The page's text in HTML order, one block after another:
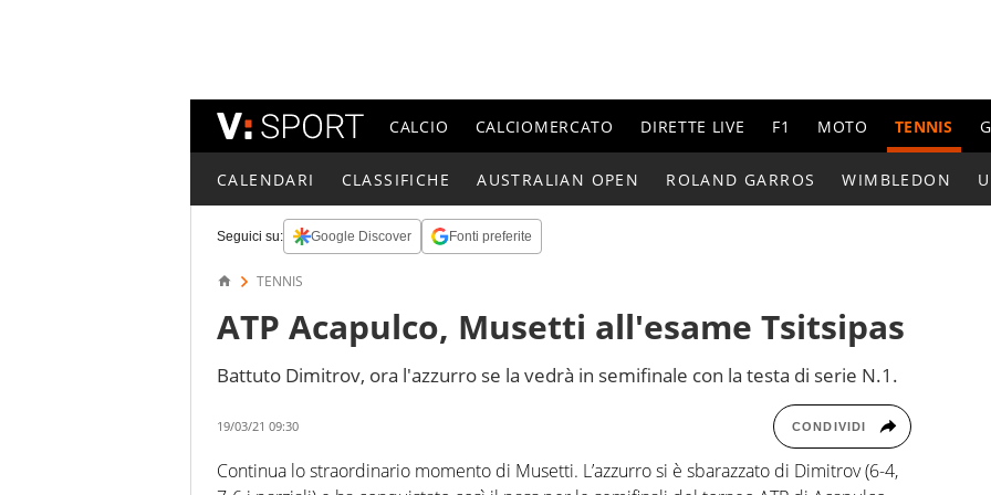
CALCIO CALCIOMERCATO DIRETTE LIVE F1 MOTO TENNIS
CALENDARI CLASSIFICHE AUSTRALIAN OPEN ROLAND GARROS WIMBLEDON
Seguici su: Google Discover Fonti preferite
TENNIS
ATP Acapulco, Musetti all'esame Tsitsipas
Battuto Dimitrov, ora l'azzurro se la vedrà in semifinale con la testa di serie N.1.
19/03/21 09:30 CONDIVIDI
Continua lo straordinario momento di Musetti. L’azzurro si è sbarazzato di Dimitrov (6-4,